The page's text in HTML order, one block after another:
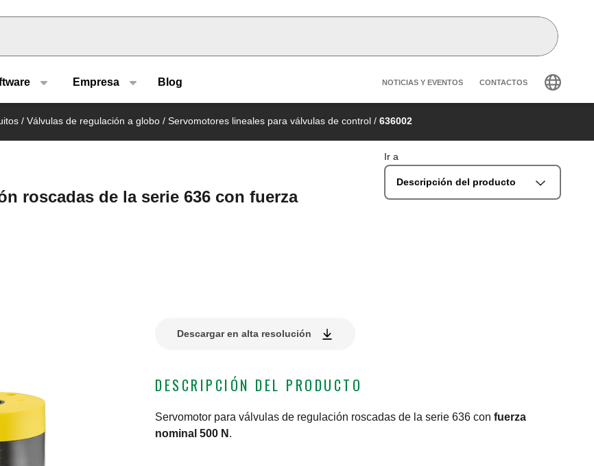
Empresa Blog Header secondary
NOTICIAS Y EVENTOS CONTACTOS
/ Válvulas de regulación a globo / Servomotores lineales para válvulas de control / 636002
roscadas de la serie 636 con fuerza
Ir a
Descripción del producto
Descargar en alta resolución
DESCRIPCIÓN DEL PRODUCTO
Servomotor para válvulas de regulación roscadas de la serie 636 con fuerza
nominal 500 N .